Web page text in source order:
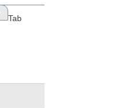
Tab